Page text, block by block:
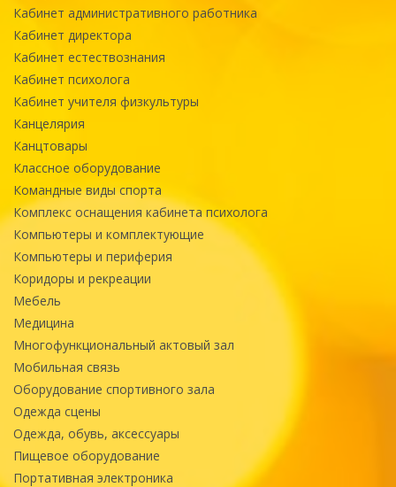
Кабинет административного работника
Кабинет директора
Кабинет естествознания
Кабинет психолога
Кабинет учителя физкультуры
Канцелярия
Канцтовары
Классное оборудование
Командные виды спорта
Комплекс оснащения кабинета психолога
Компьютеры и комплектующие
Компьютеры и периферия
Коридоры и рекреации
Мебель
Медицина
Многофункциональный актовый зал
Мобильная связь
Оборудование спортивного зала
Одежда сцены
Одежда, обувь, аксессуары
Пищевое оборудование
Портативная электроника